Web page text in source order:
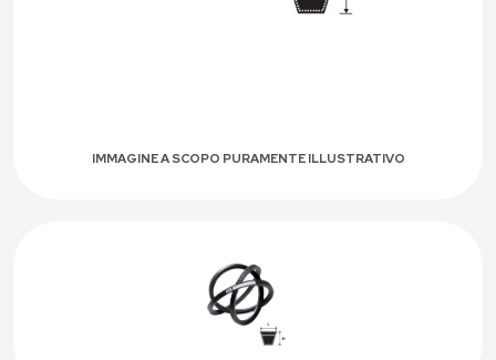
IMMAGINE A SCOPO PURAMENTE ILLUSTRATIVO